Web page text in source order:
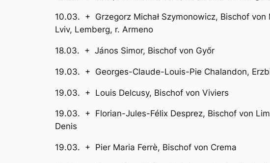
10.03. + Grzegorz Michał Szymonowicz,
Lviv, Lemberg, r. Armeno
18.03. + János Simor, Bischof
19.03. + Georges-Claude-Louis-Pie
19.03. + Louis Delcusy, Bischof
19.03. + Florian-Jules-Félix Desprez,
Denis
19.03. + Pier Maria Ferrè, Bischof